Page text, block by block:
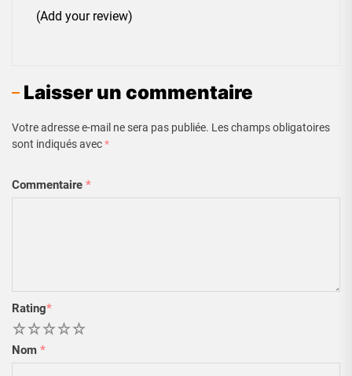
(Add your review)
Laisser un commentaire
Votre adresse e-mail ne sera pas publiée. Les champs obligatoires
sont indiqués avec*
Commentaire *
Rating*
5
4
3
2
Nom *